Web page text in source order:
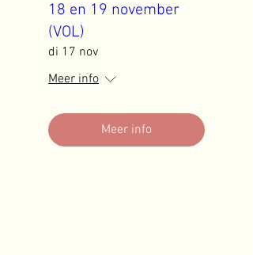
18 en 19 november
(VOL)
di 17 nov
Meer info
Meer info